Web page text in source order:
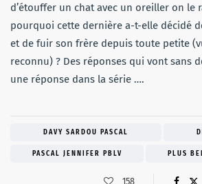
d’étouffer un chat avec un oreiller on le
pourquoi cette dernière a-t-elle décidé
et de fuir son frère depuis toute petite
reconnu) ? Des réponses qui vont sans
une réponse dans la série ….
DAVY SARDOU PASCAL
PASCAL JENNIFER PBLV PLUS
158